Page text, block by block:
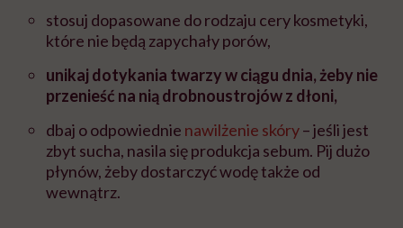
stosuj dopasowane do rodzaju cery kosmetyki,
które nie będą zapychały porów,
unikaj dotykania twarzy w ciągu dnia, żeby nie
przenieść na nią drobnoustrojów z dłoni,
dbaj o odpowiednie nawilżenie skóry– jeśli jest
zbyt sucha, nasila się produkcja sebum. Pij dużo
płynów, żeby dostarczyć wodę także od
wewnątrz.